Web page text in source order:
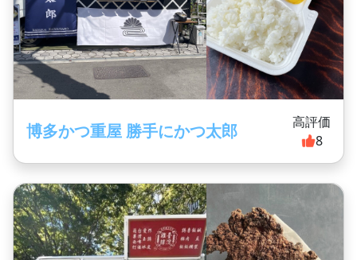
博多かつ重屋 勝手にかつ太郎
高評価
8